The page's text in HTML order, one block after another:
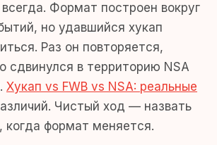
Формат построен вокруг
но удавшийся хукап
Раз он повторяется,
сдвинулся в территорию NSA
Хукап vs FWB vs NSA: реальные
Чистый ход — назвать
когда формат меняется.